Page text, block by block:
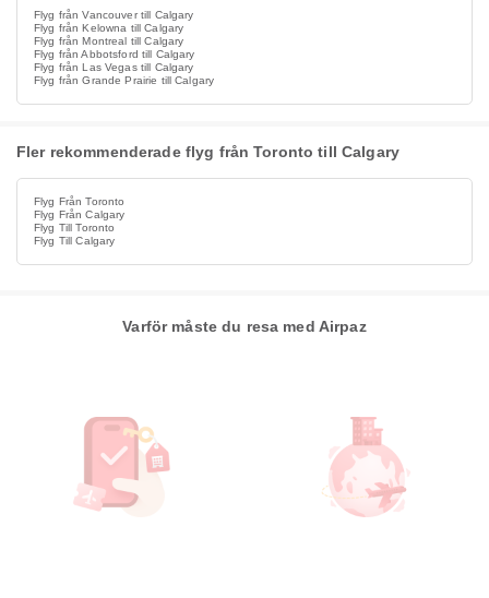
Flyg från Vancouver till Calgary
Flyg från Kelowna till Calgary
Flyg från Montreal till Calgary
Flyg från Abbotsford till Calgary
Flyg från Las Vegas till Calgary
Flyg från Grande Prairie till Calgary
Fler rekommenderade flyg från Toronto till Calgary
Flyg Från Toronto
Flyg Från Calgary
Flyg Till Toronto
Flyg Till Calgary
Varför måste du resa med Airpaz